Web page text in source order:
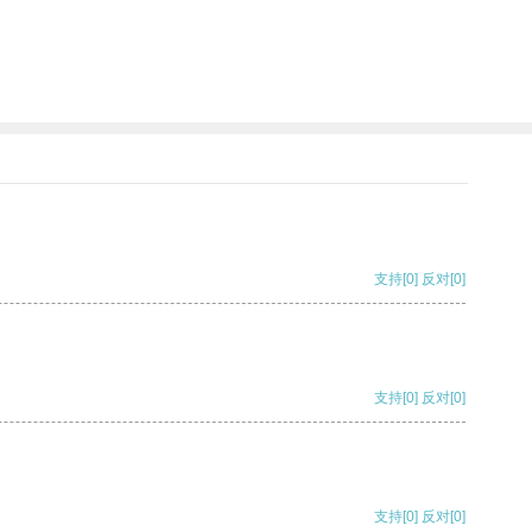
支持[0] 反对[0]
支持[0] 反对[0]
支持[0] 反对[0]